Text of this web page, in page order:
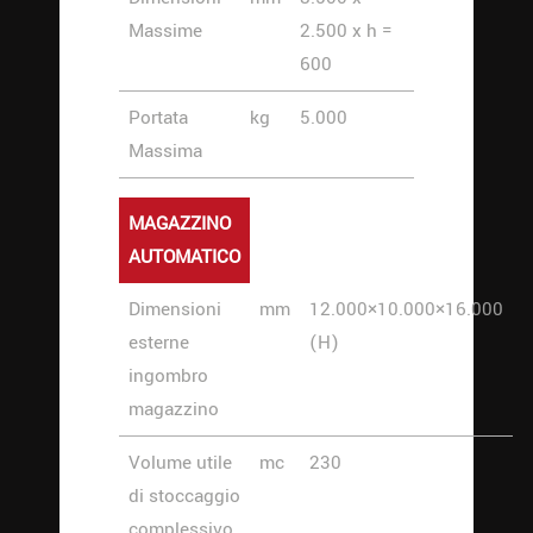
Massime
2.500 x h =
600
Portata
Massima
kg 5.000
MAGAZZINO
AUTOMATICO
Dimensioni
esterne
ingombro
magazzino
mm
12.000×10.000×16.000
(H)
Volume utile
di stoccaggio
mc 230